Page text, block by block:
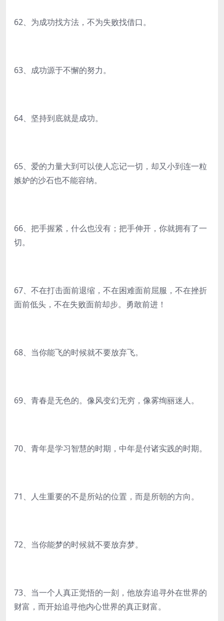
62、为成功找方法，不为失败找借口。
63、成功源于不懈的努力。
64、坚持到底就是成功。
65、爱的力量大到可以使人忘记一切，却又小到连一粒
嫉妒的沙石也不能容纳。
66、把手握紧，什么也没有；把手伸开，你就拥有了一
切。
67、不在打击面前退缩，不在困难面前屈服，不在挫折
面前低头，不在失败面前却步。勇敢前进！
68、当你能飞的时候就不要放弃飞。
69、青春是无色的。像风变幻无穷，像雾绚丽迷人。
70、青年是学习智慧的时期，中年是付诸实践的时期。
71、人生重要的不是所站的位置，而是所朝的方向。
72、当你能梦的时候就不要放弃梦。
73、当一个人真正觉悟的一刻，他放弃追寻外在世界的
财富，而开始追寻他内心世界的真正财富。